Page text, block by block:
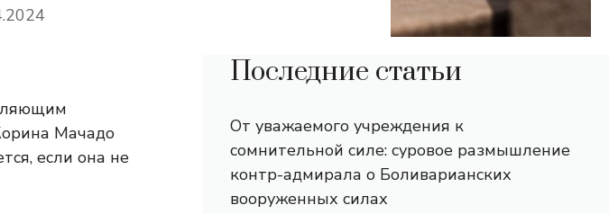
Мачадо
если она не
Последние статьи
От уважаемого учреждения к
сомнительной силе: суровое размышление
контр-адмирала о Боливарианских
вооруженных силах